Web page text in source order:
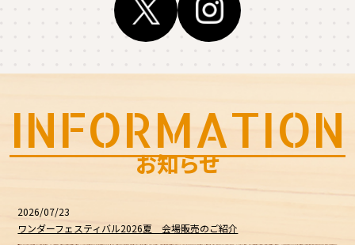
INFORMATION
お知らせ
2026/07/23
ワンダーフェスティバル2026夏 会場販売のご紹介